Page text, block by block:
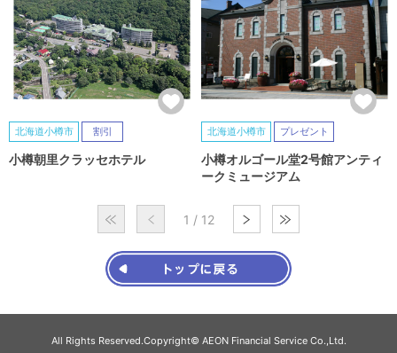
北海道小樽市 割引
小樽朝里クラッセホテル
北海道小樽市 プレゼント
小樽オルゴール堂2号館アンティ
ークミュージアム
1 / 12
All Rights Reserved.Copyright© AEON Financial Service Co.,Ltd.